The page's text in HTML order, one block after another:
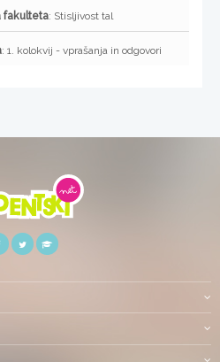
fakulteta: Stisljivost tal
: 1. kolokvij - vprašanja in odgovori